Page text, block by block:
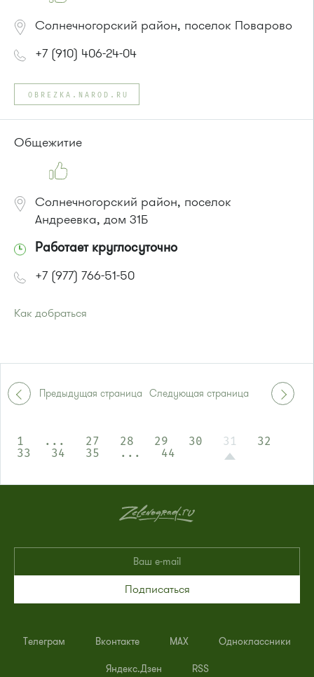
Солнечногорский район, поселок Поварово
+7 (910) 406-24-04
OBREZKA.NAROD.RU
Общежитие
Солнечногорский район, поселок
Андреевка, дом 31Б
Работает круглосуточно
+7 (977) 766-51-50
Как добраться
Маршрутка № 417м, 460м, 479м, 720м
или до остановки
Автобусы № 17, 20.
Предыдущая страница Следующая страница
1 ... 27 28 29 30 31
32
33
34 35 ... 44
Подписаться
Телеграм Вконтакте MAX Одноклассники
Яндекс.Дзен RSS